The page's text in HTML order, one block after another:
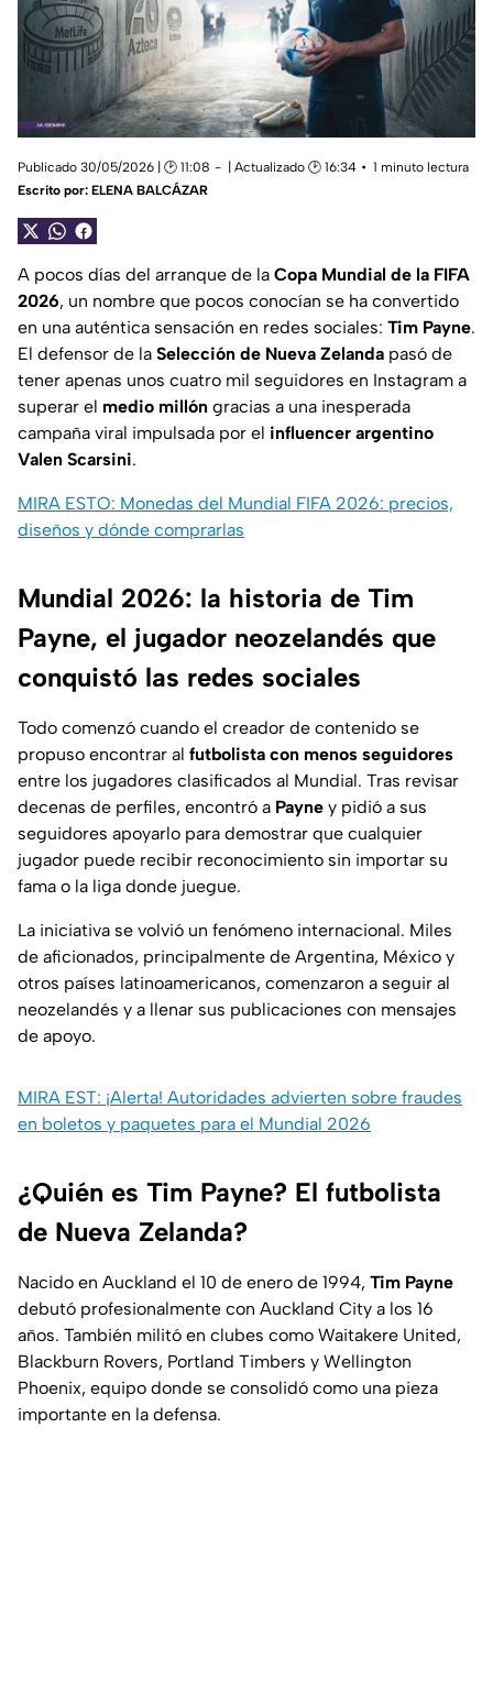
Publicado 30/05/2026 | 🕑 11:08 | Actualizado 🕑 16:34
1 minuto lectura
Escrito por: ELENA BALCÁZAR
A pocos días del arranque de la Copa Mundial de la FIFA
2026, un nombre que pocos conocían se ha convertido
en una auténtica sensación en redes sociales: Tim Payne.
El defensor de la Selección de Nueva Zelanda pasó de
tener apenas unos cuatro mil seguidores en Instagram a
superar el medio millón gracias a una inesperada
campaña viral impulsada por el influencer argentino
Valen Scarsini.
MIRA ESTO: Monedas del Mundial FIFA 2026: precios,
diseños y dónde comprarlas
Mundial 2026: la historia de Tim
Payne, el jugador neozelandés que
conquistó las redes sociales
Todo comenzó cuando el creador de contenido se
propuso encontrar al futbolista con menos seguidores
entre los jugadores clasificados al Mundial. Tras revisar
decenas de perfiles, encontró a Payne y pidió a sus
seguidores apoyarlo para demostrar que cualquier
jugador puede recibir reconocimiento sin importar su
fama o la liga donde juegue.
La iniciativa se volvió un fenómeno internacional. Miles
de aficionados, principalmente de Argentina, México y
otros países latinoamericanos, comenzaron a seguir al
neozelandés y a llenar sus publicaciones con mensajes
de apoyo.
MIRA EST: ¡Alerta! Autoridades advierten sobre fraudes
en boletos y paquetes para el Mundial 2026
¿Quién es Tim Payne? El futbolista
de Nueva Zelanda?
Nacido en Auckland el 10 de enero de 1994, Tim Payne
debutó profesionalmente con Auckland City a los 16
años. También militó en clubes como Waitakere United,
Blackburn Rovers, Portland Timbers y Wellington
Phoenix, equipo donde se consolidó como una pieza
importante en la defensa.